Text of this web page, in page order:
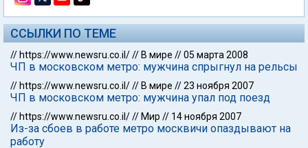
ССЫЛКИ ПО ТЕМЕ
// https://www.newsru.co.il/// В мире //05 марта 2008
ЧП в московском метро: мужчина cпрыгнул на рельсы
// https://www.newsru.co.il/// В мире //23 ноября 2007
ЧП в московском метро: мужчина упал под поезд
// https://www.newsru.co.il/// Мир // 14 ноября 2007
Из-за сбоев в работе метро москвичи опаздывают на
работу